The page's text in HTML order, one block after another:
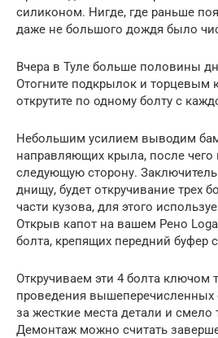
силиконом. Нигде, где раньше
даже не большого дождя было
Вчера в Туле больше половины
Отогните подкрылок и торцевым
открутите по одному болту с
Небольшим усилием выводим
направляющих крыла, после
следующую сторону.
днищу, будет откручивание трех
части кузова, для этого
Открыв капот на вашем Рено
болта, крепящих передний буфер
Откручиваем эти 4 болта ключом
проведения вышеперечисленных
за жесткие места детали и смело
Демонтаж можно считать